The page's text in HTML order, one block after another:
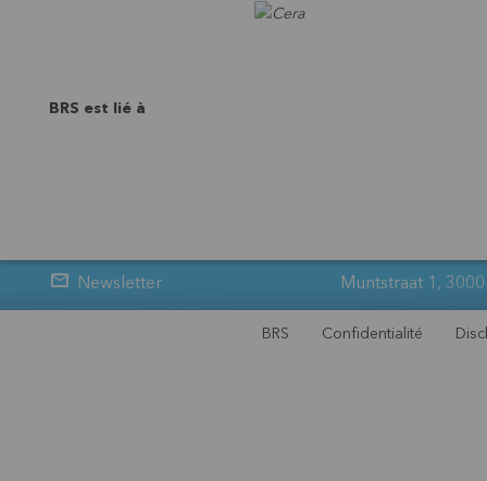
BRS est lié à
Newsletter Muntstraat 1,
BRS Confidentialité